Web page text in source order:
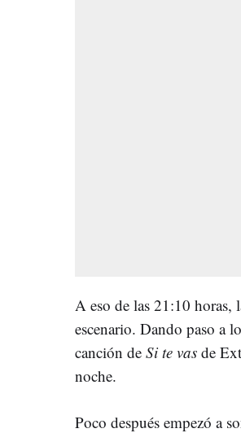
A eso de las 21:10 horas,
escenario. Dando paso a
canción de Si te vas de
noche.
Poco después empezó a